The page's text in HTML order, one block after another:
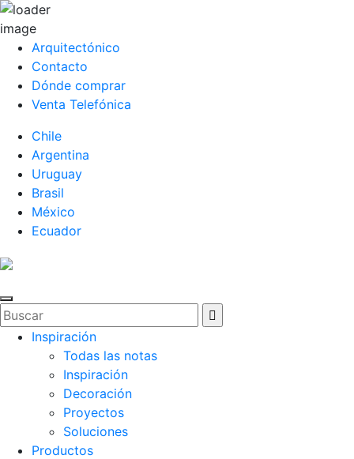
Arquitectónico
Contacto
Dónde comprar
Venta Telefónica
Chile
Argentina
Uruguay
Brasil
México
Ecuador
Inspiración
Todas las notas
Inspiración
Decoración
Proyectos
Soluciones
Productos